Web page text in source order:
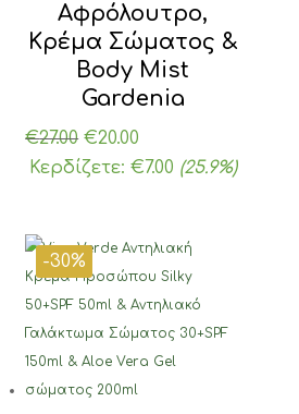
Αφρόλουτρο,
Κρέμα Σώματος &
Body Mist
Gardenia
€27.00 Original
price
€20.00
τρέχουσα
€20.00.
Κερδίζετε: €7.00 (25.9%)
-30%